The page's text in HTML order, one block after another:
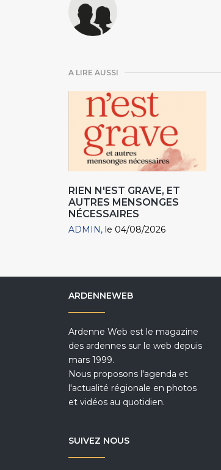
A LIRE AUSSI
RIEN N'EST GRAVE, ET
AUTRES MENSONGES
NÉCESSAIRES
ADMIN le 04/08/2026
ARDENNEWEB
Ardenne Web est le magazine
des ardennes sur le web depuis
mars 1999.
Nous proposons l'agenda et
l'actualité régionale en photos
et vidéos au quotidien.
SUIVEZ NOUS